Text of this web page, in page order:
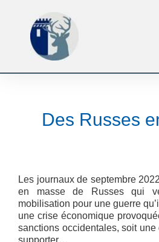
Des Russes
Les journaux de septembre
en masse de Russes qui
mobilisation pour une guerre
une crise économique
sanctions occidentales, soit une
supporter…